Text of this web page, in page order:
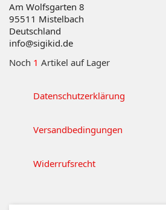
Am Wolfsgarten 8
95511 Mistelbach
Deutschland
info@sigikid.de
Noch 1 Artikel auf Lager
Datenschutzerklärung
Versandbedingungen
Widerrufsrecht